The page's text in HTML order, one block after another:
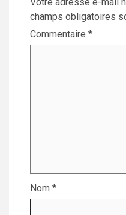
champs obligatoires
Commentaire *
Nom *